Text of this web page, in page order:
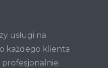
usługi na
każdego klienta